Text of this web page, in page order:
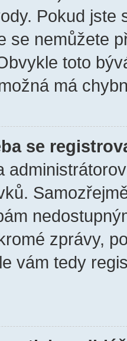
Pokud jste
se nemůžete
toto
má
se
zprávy,
vám tedy